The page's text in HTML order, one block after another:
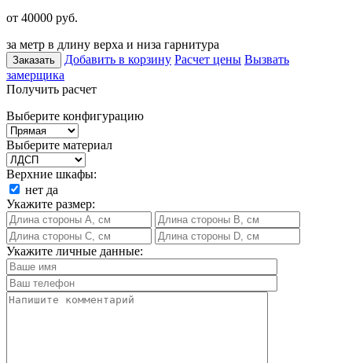
от 40000 руб.
за метр в длину верха и низа гарнитура
Заказать Добавить в корзину Расчет цены Вызвать
замерщика
Получить расчет
Выберите конфигурацию
Выберите материал
Верхние шкафы:
нет да
Укажите размер:
Укажите личные данные: